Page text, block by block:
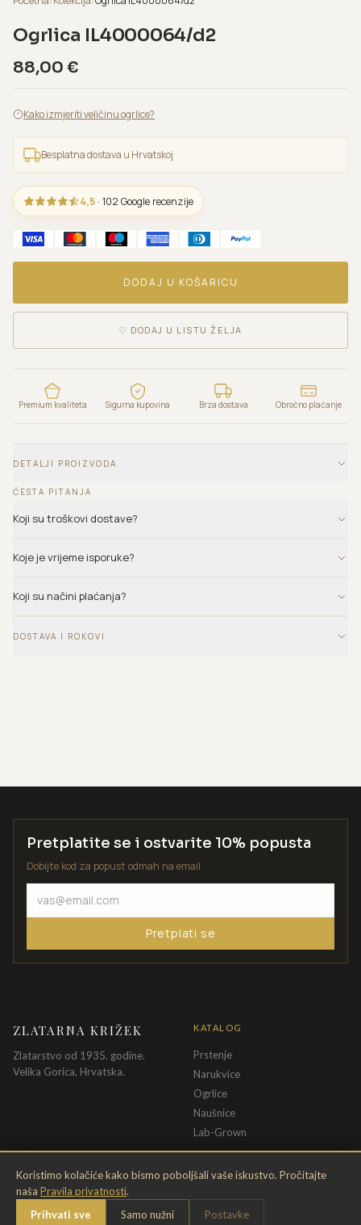
Ogrlica IL4000064/d2
88,00 €
Kako izmjeriti veličinu ogrlice?
Besplatna dostava u Hrvatskoj
4,5 · 102 Google recenzije
DODAJ U KOŠARICU
♡ DODAJ U LISTU ŽELJA
Premium kvaliteta Sigurna kupovina Brza dostava Obročno plaćanje
DETALJI PROIZVODA
ČESTA PITANJA
Koji su troškovi dostave?
Koje je vrijeme isporuke?
Koji su načini plaćanja?
DOSTAVA I ROKOVI
Koristimo kolačiće kako bismo poboljšali vaše iskustvo. Pročitajte
naša Pravila privatnosti.
Prihvati sve
Samo nužni Postavke
Pretplatite se i ostvarite 10% popusta
Dobijte kod za popust odmah na email.
Pretplati se
ZLATARNA KRIŽEK
Zlatarstvo od 1935. godine.
Velika Gorica, Hrvatska.
KATALOG
Prstenje
Narukvice
Ogrlice
Naušnice
Lab-Grown
INFORMACIJE
O nama
Kontakt
PRAVNE ODREDBE
Pravila privatnosti
Opći uvjeti